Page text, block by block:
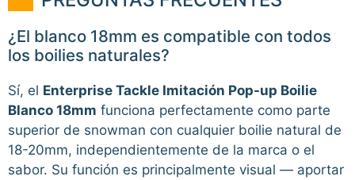
¿El blanco 18mm es compatible con todos
los boilies naturales?
Sí, el Enterprise Tackle Imitación Pop-up Boilie
Blanco 18mm funciona perfectamente como parte
superior de snowman con cualquier boilie natural de
18-20mm, independientemente de la marca o el
sabor. Su función es principalmente visual — aportar